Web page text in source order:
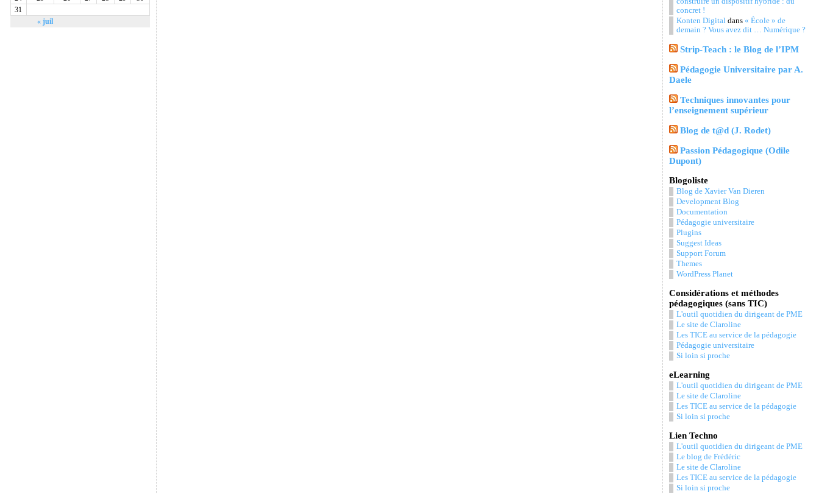
« juil
31
concret !
Konten Digitaldans « École » de
demain ? Vous avez dit … Numérique ?
Strip-Teach : le Blog de l’IPM
Pédagogie Universitaire par A.
Daele
Techniques innovantes pour
l’enseignement supérieur
Blog de t@d (J. Rodet)
Passion Pédagogique (Odile
Dupont)
Blogoliste
Blog de Xavier Van Dieren
Development Blog
Documentation
Pédagogie universitaire
Plugins
Suggest Ideas
Support Forum
Themes
WordPress Planet
Considérations et méthodes
pédagogiques (sans TIC)
L'outil quotidien du dirigeant de PME
Le site de Claroline
Les TICE au service de la pédagogie
Pédagogie universitaire
Si loin si proche
eLearning
L'outil quotidien du dirigeant de PME
Le site de Claroline
Les TICE au service de la pédagogie
Si loin si proche
Lien Techno
L'outil quotidien du dirigeant de PME
Le blog de Frédéric
Le site de Claroline
Les TICE au service de la pédagogie
Si loin si proche